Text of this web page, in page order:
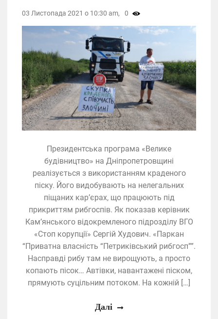
Президентська програма «Велике
будівництво» на Дніпропетровщині
реалізується з використанням краденого
піску. Його видобувають на нелегальних
піщаних кар’єрах, що працюють під
прикриттям рибгоспів. Як показав керівник
Кам’янського відокремленого підрозділу ВГО
«Стоп корупції» Сергій Худович. «Паркан
“Приватна власність “Петриківський рибгосп””.
Насправді рибу там не вирощують, а просто
копають пісок… Автівки, навантажені піском,
прямують суцільним потоком. На кожній […]
03 Листопада 2021 о 10:30 am, 0
Далі